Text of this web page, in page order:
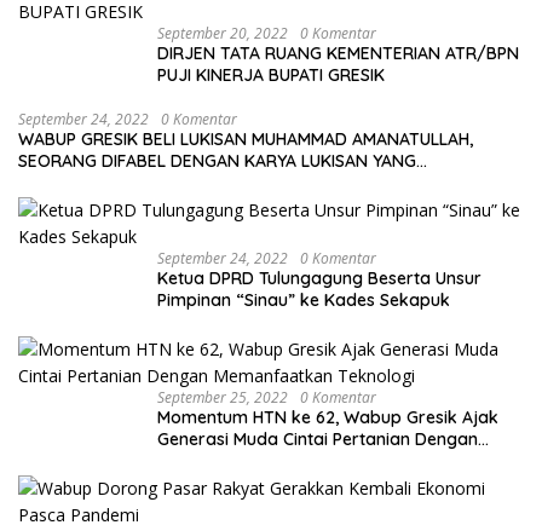
September 20, 2022 0 Komentar
DIRJEN TATA RUANG KEMENTERIAN ATR/BPN
PUJI KINERJA BUPATI GRESIK
September 24, 2022 0 Komentar
WABUP GRESIK BELI LUKISAN MUHAMMAD AMANATULLAH,
SEORANG DIFABEL DENGAN KARYA LUKISAN YANG
September 24, 2022 0 Komentar
Ketua DPRD Tulungagung Beserta Unsur
Pimpinan “Sinau” ke Kades Sekapuk
September 25, 2022 0 Komentar
Momentum HTN ke 62, Wabup Gresik Ajak
Generasi Muda Cintai Pertanian Dengan